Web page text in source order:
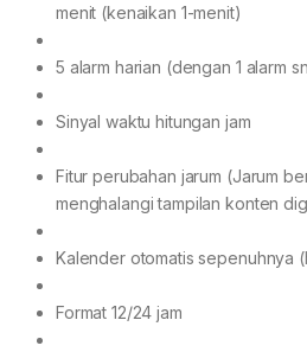
menit (kenaikan 1-menit)
5 alarm harian (dengan 1 alarm
Sinyal waktu hitungan jam
Fitur perubahan jarum (Jarum
menghalangi tampilan konten
Kalender otomatis sepenuhnya
Format 12/24 jam